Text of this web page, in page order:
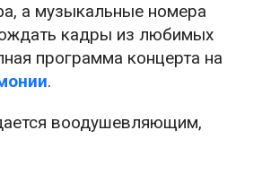
а музыкальные номера
кадры из любимых
программа концерта на
.
воодушевляющим,